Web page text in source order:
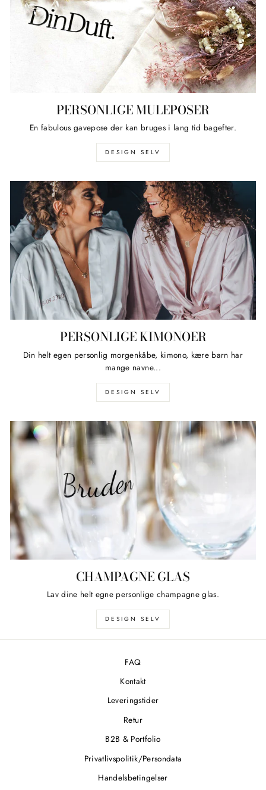
PERSONLIGE MULEPOSER
En fabulous gavepose der kan bruges i lang tid bagefter.
DESIGN SELV
PERSONLIGE KIMONOER
Din helt egen personlig morgenkåbe, kimono, kære barn har
mange navne...
DESIGN SELV
CHAMPAGNE GLAS
Lav dine helt egne personlige champagne glas.
DESIGN SELV
FAQ
Kontakt
Leveringstider
Retur
B2B & Portfolio
Privatlivspolitik/Persondata
Handelsbetingelser